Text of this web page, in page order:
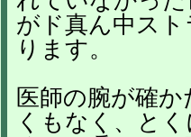
がド真ん中ス
ります。
医師の腕が確
くもなく、と